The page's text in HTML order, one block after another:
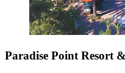
Paradise Point Resort